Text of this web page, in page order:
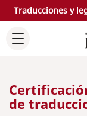
Traducciones y
de